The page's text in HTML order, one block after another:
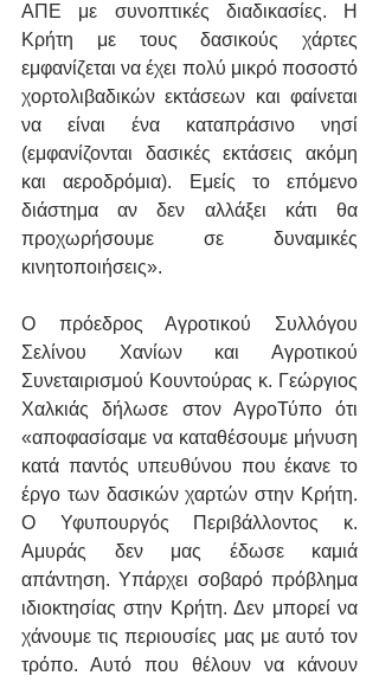
ΑΠΕ με συνοπτικές διαδικασίες. Η
Κρήτη με τους δασικούς χάρτες
εμφανίζεται να έχει πολύ μικρό ποσοστό
χορτολιβαδικών εκτάσεων και φαίνεται
να είναι ένα καταπράσινο νησί
(εμφανίζονται δασικές εκτάσεις ακόμη
και αεροδρόμια). Εμείς το επόμενο
διάστημα αν δεν αλλάξει κάτι θα
προχωρήσουμε σε δυναμικές
κινητοποιήσεις».
Ο πρόεδρος Αγροτικού Συλλόγου
Σελίνου Χανίων και Αγροτικού
Συνεταιρισμού Κουντούρας κ. Γεώργιος
Χαλκιάς δήλωσε στον ΑγροΤύπο ότι
«αποφασίσαμε να καταθέσουμε μήνυση
κατά παντός υπευθύνου που έκανε το
έργο των δασικών χαρτών στην Κρήτη.
Ο Υφυπουργός Περιβάλλοντος κ.
Αμυράς δεν μας έδωσε καμιά
απάντηση. Υπάρχει σοβαρό πρόβλημα
ιδιοκτησίας στην Κρήτη. Δεν μπορεί να
χάνουμε τις περιουσίες μας με αυτό τον
τρόπο. Αυτό που θέλουν να κάνουν